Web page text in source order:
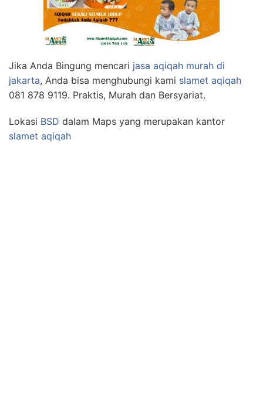
Jika Anda Bingung mencari jasa aqiqah murah di
jakarta, Anda bisa menghubungi kami slamet aqiqah
081 878 9119. Praktis, Murah dan Bersyariat.
Lokasi BSD dalam Maps yang merupakan kantor
slamet aqiqah